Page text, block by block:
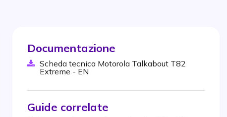
Documentazione
Scheda tecnica Motorola Talkabout T82
Extreme - EN
Guide correlate